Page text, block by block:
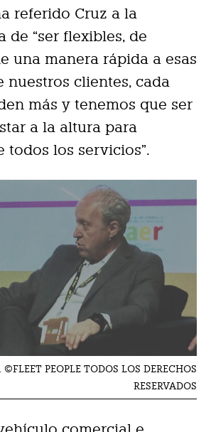
referido Cruz a la
de “ser flexibles, de
una manera rápida a esas
nuestros clientes, cada
más y tenemos que ser
a la altura para
todos los servicios”.
PEOPLE TODOS LOS DERECHOS
RESERVADOS